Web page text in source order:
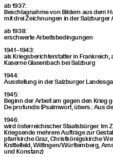
ab 1937:
Beschlag­nah­me von Bil­dern aus dem
mit drei Zeich­nun­gen in der
ab 1938:
erschwer­te Arbeitsbedingungen
1941 – 1943:
als Kriegs­be­richt­erstat­ter in
Kaser­ne Gla­sen­bach bei Salzburg
1944:
Aus­stel­lung in der Salz­bur­ger
1945:
Beginn der Arbeit am gegen den Krieg
De pro­fun­dis (Psalm­wort, übers.: Aus
1946:
wird öster­rei­chi­scher Staats­bür­ger. Im
Kriegs­en­de meh­re­re Auf­trä­ge zur
pfarr­kir­che Graz, Christ­kö­nigs­kir­che
Knit­tel­feld, Wilfingen/​Württemberg,
und Konstanz)